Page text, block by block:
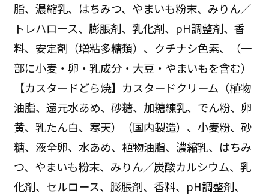
脂、濃縮乳、はちみつ、やまいも粉末、みりん／
トレハロース、膨脹剤、乳化剤、pH調整剤、香
料、安定剤（増粘多糖類）、クチナシ色素、（一
部に小麦・卵・乳成分・大豆・やまいもを含む）
【カスタードどら焼】カスタードクリーム（植物
油脂、還元水あめ、砂糖、加糖練乳、でん粉、卵
黄、乳たん白、寒天）（国内製造）、小麦粉、砂
糖、液全卵、水あめ、植物油脂、濃縮乳、はちみ
つ、やまいも粉末、みりん／炭酸カルシウム、乳
化剤、セルロース、膨脹剤、香料、pH調整剤、